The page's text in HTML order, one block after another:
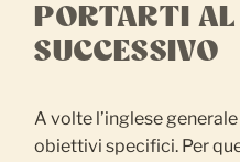
PORTARTI
SUCCESSIVO
A volte l’inglese
obiettivi specifici. Per